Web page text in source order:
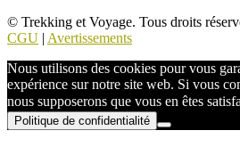
© Trekking et Voyage. Tous droits
CGU | Avertissements
Nous utilisons des cookies pour vous
expérience sur notre site web. Si vous
nous supposerons que vous en êtes
Politique de confidentialité